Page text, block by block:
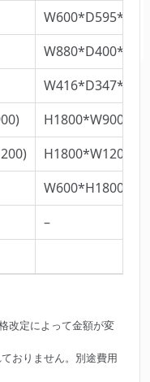
H1800*W900
H1800*W1200
W600*H1800
–
改定によって金額が変
おりません。別途費用